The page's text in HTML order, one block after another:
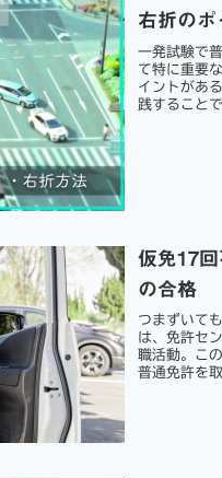
右折のポ
一発試験で
て特に重要
イントがあ
践すること
仮免17
の合格
つまずいて
は、免許セ
職活動。こ
普通免許を